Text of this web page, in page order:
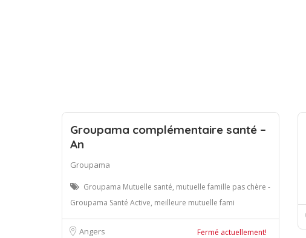
Groupama complémentaire santé –
An
Groupama
Groupama Mutuelle santé, mutuelle famille pas chère -
Groupama Santé Active, meilleure mutuelle fami
Angers Fermé actuellement!